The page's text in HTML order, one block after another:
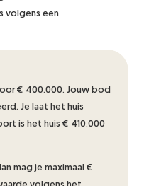
volgens een
€ 400.000. Jouw bod
Je laat het huis
is het huis € 410.000
mag je maximaal €
volgens het